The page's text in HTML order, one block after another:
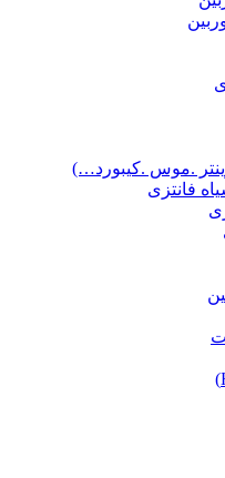
.موس .کیبورد…)
فانتزی